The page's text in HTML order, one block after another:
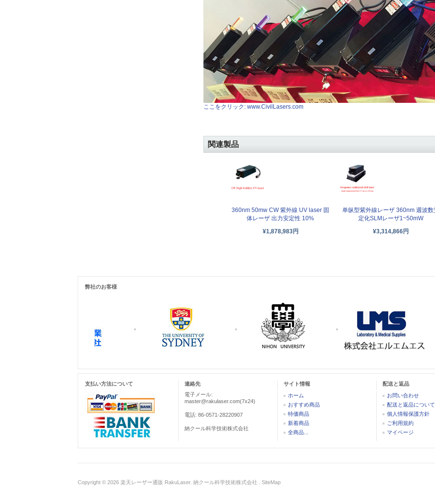
ここをクリック: www.CivilLasers.com
関連製品
360nm 50mw CW 紫外線 UV laser 固
体レーザ 出力安定性 10%
¥1,878,983円
单纵型紫外線レーザ 360nm 週波数
定化SLMレーザ1~50mW
¥3,314,866円
弊社のお客様
支払い方法について 連絡先 サイト情報
配送と返品
電子メール:
master@rakulaser.com(7x24)
電話: 86-0571-28220907
納クール科学技術株式会社
ホーム
おすすめ商品
特価商品
新着商品
全商品...
お問い合わせ
配送と返品について
個人情報保護方針
ご利用規約
マイページ
Copyright © 2026 楽天レーザー通販 RakuLaser. 納クール科学技術株式会社 . SiteMap